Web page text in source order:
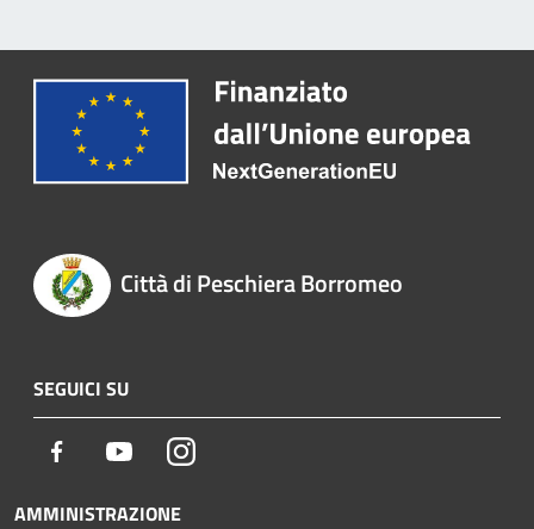
Città di Peschiera Borromeo
SEGUICI SU
Facebook YoutubeInstagram
AMMINISTRAZIONE